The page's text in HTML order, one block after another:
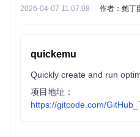
2026-04-07 11:07:08 作者：鲍丁
quickemu
项目地址：
https://gitcode.com/